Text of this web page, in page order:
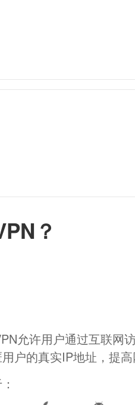
？
允许用户通过互联网
户的真实IP地址，提高